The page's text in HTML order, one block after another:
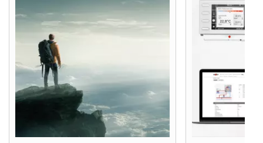
Kontakty
Servisný portál
WOLF Akadémia